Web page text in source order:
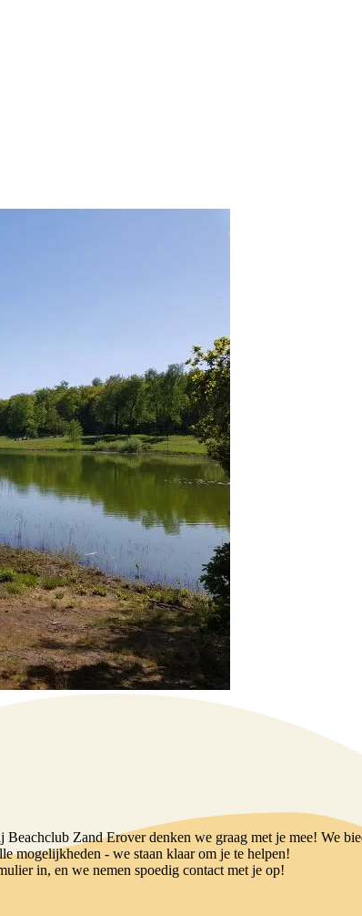
Zand Erover denken we graag met je mee! We
mogelijkheden - we staan klaar om je te helpen!
in, en we nemen spoedig contact met je op!